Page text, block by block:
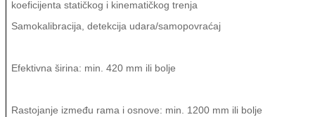
koeficijenta statičkog i kinematičkog trenja
Samokalibracija, detekcija udara/samopovraćaj
Efektivna širina: min. 420 mm ili bolje
Rastojanje između rama i osnove: min. 1200 mm ili bolje